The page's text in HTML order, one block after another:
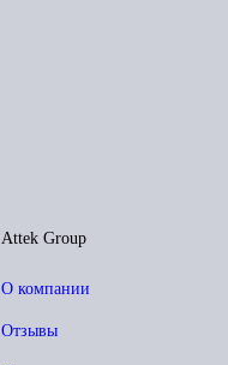
Attek Group
О компании
Отзывы